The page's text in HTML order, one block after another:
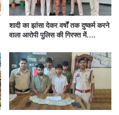
शादी का झांसा देकर वर्षों तक दुष्कर्म करने
वाला आरोपी पुलिस की गिरफ्त में….